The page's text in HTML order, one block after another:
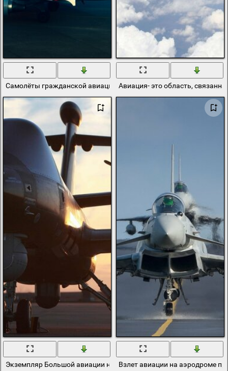
Самолёты гражданской авиации на стоянке в аэропорту
Авиация- это область,
Экземпляр Большой авиации на фоне закатаВзлет авиации на аэродроме